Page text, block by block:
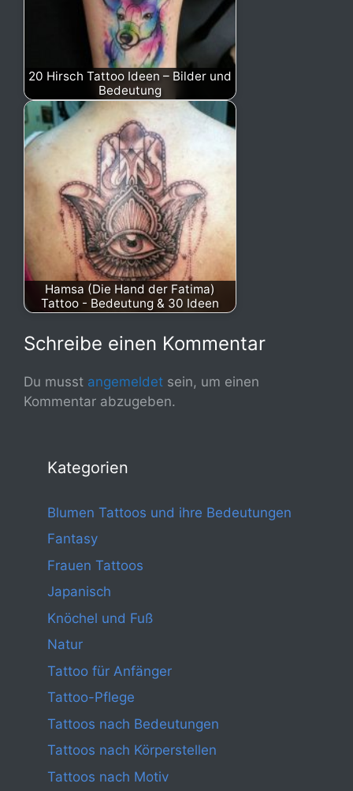
20 Hirsch Tattoo Ideen – Bilder und
Bedeutung
Hamsa (Die Hand der Fatima)
Tattoo - Bedeutung & 30 Ideen
Schreibe einen Kommentar
Du musst angemeldet sein, um einen
Kommentar abzugeben.
Kategorien
Blumen Tattoos und ihre Bedeutungen
Fantasy
Frauen Tattoos
Japanisch
Knöchel und Fuß
Natur
Tattoo für Anfänger
Tattoo-Pflege
Tattoos nach Bedeutungen
Tattoos nach Körperstellen
Tattoos nach Motiv